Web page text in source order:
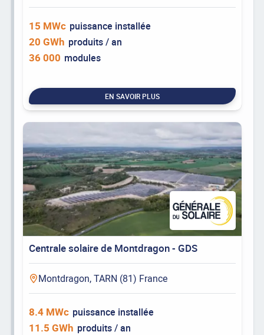
15 MWc puissance installée
20 GWh produits / an
36 000 modules
EN SAVOIR PLUS
Centrale solaire de Montdragon - GDS
Montdragon, TARN (81) France
8.4 MWc puissance installée
11.5 GWh produits / an